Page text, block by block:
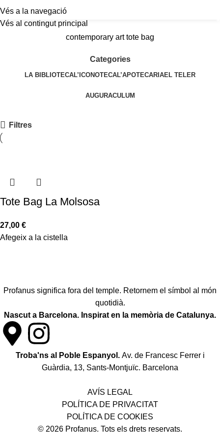
Vés a la navegació
Vés al contingut principal
contemporary art tote bag
Categories
LA BIBLIOTECAL’ICONOTECAL’APOTECARIAEL TELER
AUGURACULUM
Filtres
Tote Bag La Molsosa
27,00 €
Afegeix a la cistella
Profanus significa fora del temple. Retornem el símbol al món
quotidià.
Nascut a Barcelona. Inspirat en la memòria de Catalunya.
Troba'ns al Poble Espanyol. Av. de Francesc Ferrer i
Guàrdia, 13, Sants-Montjuïc. Barcelona
AVÍS LEGAL
POLÍTICA DE PRIVACITAT
POLÍTICA DE COOKIES
© 2026 Profanus. Tots els drets reservats.